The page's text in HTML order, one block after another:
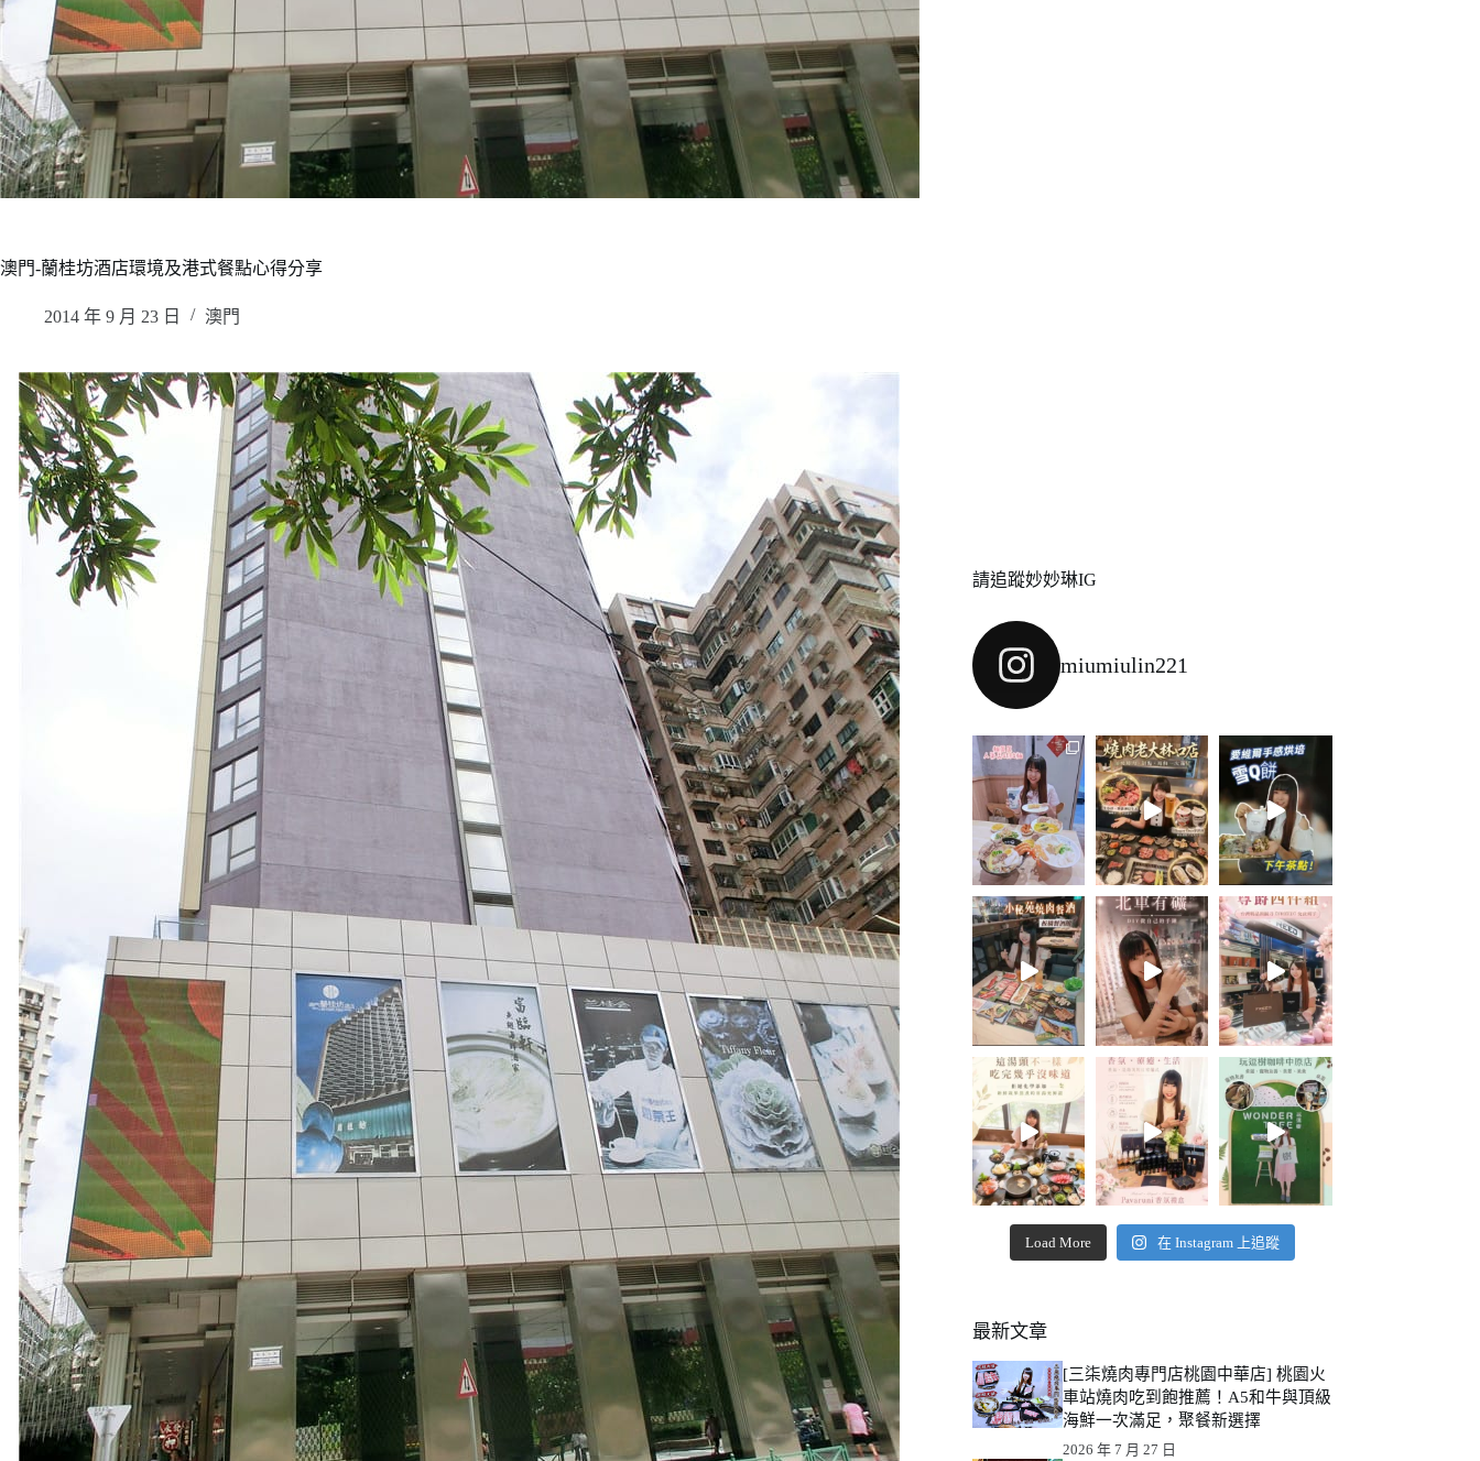
澳門-蘭桂坊酒店環境及港式餐點心得分享
2014 年 9 月 23 日 澳門
請追蹤妙妙琳IG
miumiulin221
Load More 在 Instagram 上追蹤
最新文章
[三柒燒肉專門店桃園中華店] 桃園火
車站燒肉吃到飽推薦！A5和牛與頂級
海鮮一次滿足，聚餐新選擇
2026 年 7 月 27 日